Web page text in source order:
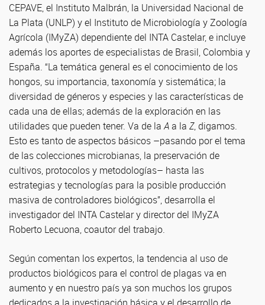
CEPAVE, el Instituto Malbrán, la Universidad Nacional de
La Plata (UNLP) y el Instituto de Microbiología y Zoología
Agrícola (IMyZA) dependiente del INTA Castelar, e incluye
además los aportes de especialistas de Brasil, Colombia y
España. “La temática general es el conocimiento de los
hongos, su importancia, taxonomía y sistemática; la
diversidad de géneros y especies y las características de
cada una de ellas; además de la exploración en las
utilidades que pueden tener. Va de laAa la Z, digamos.
Esto es tanto de aspectos básicos –pasando por el tema
de las colecciones microbianas, la preservación de
cultivos, protocolos y metodologías– hasta las
estrategias y tecnologías para la posible producción
masiva de controladores biológicos”, desarrolla el
investigador del INTA Castelar y director del IMyZA
Roberto Lecuona, coautor del trabajo.
Según comentan los expertos, la tendencia al uso de
productos biológicos para el control de plagas va en
aumento y en nuestro país ya son muchos los grupos